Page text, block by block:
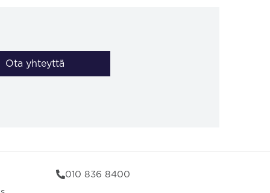
Ota yhteyttä
010 836 8400